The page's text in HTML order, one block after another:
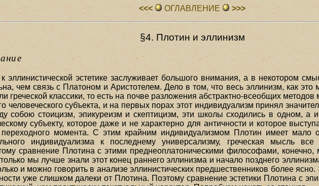
<<< ОГЛАВЛЕHИЕ >>>
§4. Плотин и эллинизм
эллинистической эстетике заслуживает большого внимания, а в некотором
чем связь с Платоном и Аристотелем. Дело в том, что весь эллинизм, как
греческой классики, то есть на почве разложения абстрактно-всеобщих
человеческого субъекта, и на первых порах этот индивидуализм принял
собою стоицизм, эпикуреизм и скептицизм, эти школы сходились в одном, а
субъекту, которое даже и не характерно для античности и которое
переходного момента. С этим крайним индивидуализмом Плотин имеет
индивидуализма к последнему универсализму, греческая мысль
сравнение Плотина с этими преднеоплатоническими философами,
мы лучше знали этот конец раннего эллинизма и начало позднего
и можно говорить в анализе эллинистических предшественников более
уже слишком далеки от Плотина. Поэтому сравнение эстетики Плотина с